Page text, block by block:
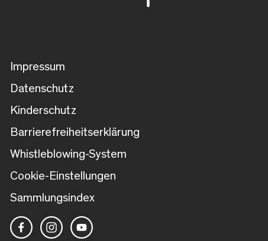
Impressum
Datenschutz
Kinderschutz
Barrierefreiheitserklärung
Whistleblowing-System
Cookie-Einstellungen
Sammlungsindex